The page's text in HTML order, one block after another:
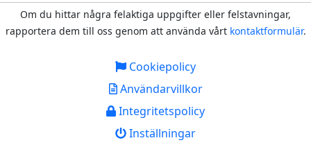
Om du hittar några felaktiga uppgifter eller felstavningar,
rapportera dem till oss genom att använda vårt kontaktformulär.
Cookiepolicy
Användarvillkor
Integritetspolicy
Inställningar